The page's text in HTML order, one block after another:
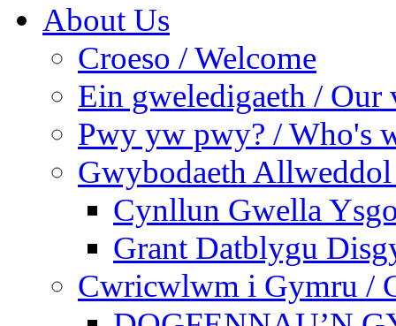
About Us
Croeso / Welcome
Ein gweledigaeth / Our
Pwy yw pwy? / Who's
Gwybodaeth
Cynllun Gwella
Grant Datblygu
Cwricwlwm i Gymru /